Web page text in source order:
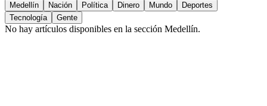
Medellín Nación Política Dinero Mundo
Deportes
Tecnología
Gente
No hay artículos disponibles en la sección Medellín.